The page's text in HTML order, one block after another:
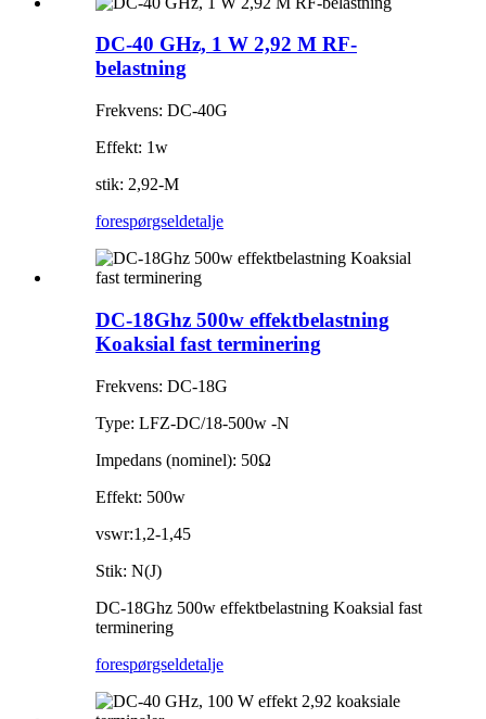
DC-40 GHz, 1 W 2,92 M RF-
belastning
Frekvens: DC-40G
Effekt: 1w
stik: 2,92-M
forespørgseldetalje
DC-18Ghz 500w effektbelastning
Koaksial fast terminering
Frekvens: DC-18G
Type: LFZ-DC/18-500w -N
Impedans (nominel): 50Ω
Effekt: 500w
vswr:1,2-1,45
Stik: N(J)
DC-18Ghz 500w effektbelastning Koaksial fast
terminering
forespørgseldetalje